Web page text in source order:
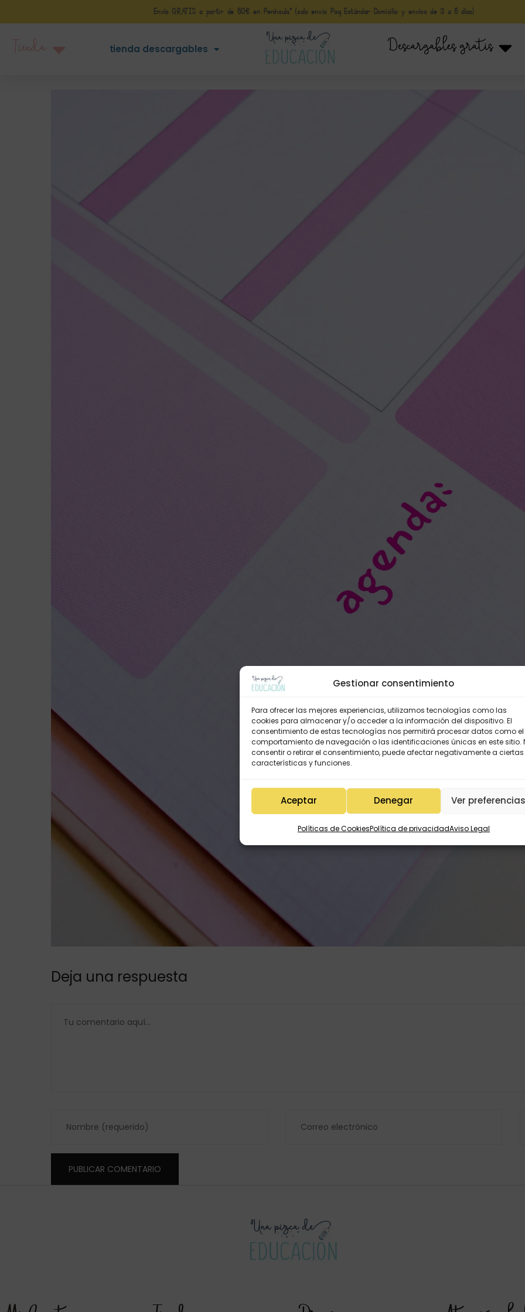
Gestionar consentimiento
Para ofrecer las mejores experiencias, utilizamos tecnologías como las
cookies para almacenar y/o acceder a la información del dispositivo. El
consentimiento de estas tecnologías nos permitirá procesar datos como el
comportamiento de navegación o las identificaciones únicas en este sitio.
consentir o retirar el consentimiento, puede afectar negativamente a ciertas
características y funciones.
Aceptar Denegar Ver
Políticas de CookiesPolítica de privacidadAviso Legal
Envío GRATIS a partir de 50€ en Península* (solo envio Paq Estándar Domicilio y envíos de 3 a 5 días)
tienda descargables Descargables gratis
Deja una respuesta